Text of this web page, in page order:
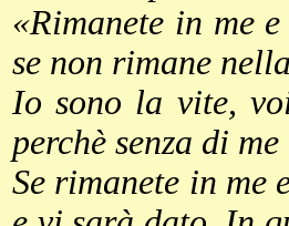
«Rimanete in me
se non rimane
Io sono la vite,
perchè senza di
Se rimanete in me